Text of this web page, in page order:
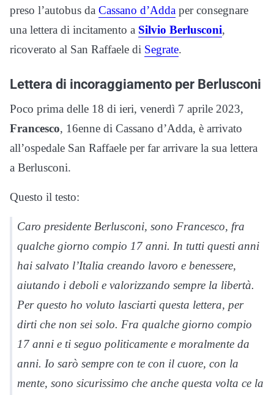
preso l’autobus da Cassano d’Adda per consegnare
una lettera di incitamento a Silvio Berlusconi,
ricoverato al San Raffaele di Segrate.
Lettera di incoraggiamento per Berlusconi
Poco prima delle 18 di ieri, venerdì 7 aprile 2023,
Francesco, 16enne di Cassano d’Adda, è arrivato
all’ospedale San Raffaele per far arrivare la sua lettera
a Berlusconi.
Questo il testo:
Caro presidente Berlusconi, sono Francesco, fra
qualche giorno compio 17 anni. In tutti questi anni
hai salvato l’Italia creando lavoro e benessere,
aiutando i deboli e valorizzando sempre la libertà.
Per questo ho voluto lasciarti questa lettera, per
dirti che non sei solo. Fra qualche giorno compio
17 anni e ti seguo politicamente e moralmente da
anni. Io sarò sempre con te con il cuore, con la
mente, sono sicurissimo che anche questa volta ce la